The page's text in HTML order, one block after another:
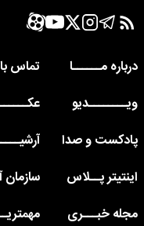
درباره مــــــا
تماس با
ویــــــــدیو
پادکست و صدا
اینتیتر پــلاس
مجله خبـــری